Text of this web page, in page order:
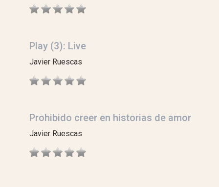
Play (3): Live
Javier Ruescas
Prohibido creer en historias de amor
Javier Ruescas